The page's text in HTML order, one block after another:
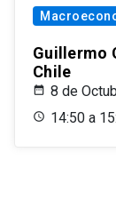
Guillermo
Chile
8 de
14:50 a